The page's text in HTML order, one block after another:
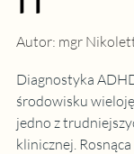
Diagnostyka
środowisku
jedno z
klinicznej.
Autor: mgr